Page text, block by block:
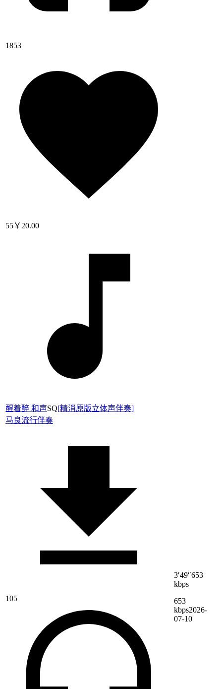
1853
55￥20.00
醒着醉 和声SQ[精消原版立体声伴奏]
马良流行伴奏
105
3′49″653
kbps
653
kbps2026-
07-10